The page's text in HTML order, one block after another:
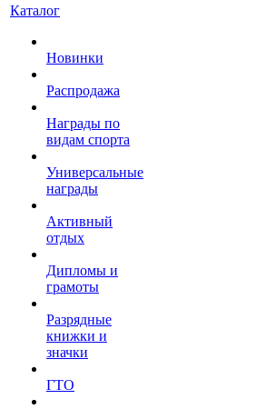
Каталог
Новинки
Распродажа
Награды по
видам спорта
Универсальные
награды
Активный
отдых
Дипломы и
грамоты
Разрядные
книжки и
значки
ГТО